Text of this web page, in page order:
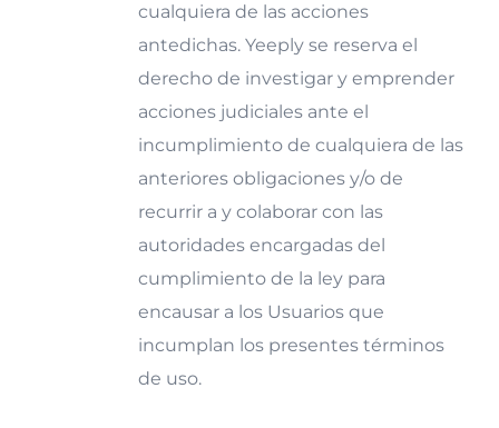
cualquiera de las acciones
antedichas. Yeeply se reserva el
derecho de investigar y emprender
acciones judiciales ante el
incumplimiento de cualquiera de las
anteriores obligaciones y/o de
recurrir a y colaborar con las
autoridades encargadas del
cumplimiento de la ley para
encausar a los Usuarios que
incumplan los presentes términos
de uso.